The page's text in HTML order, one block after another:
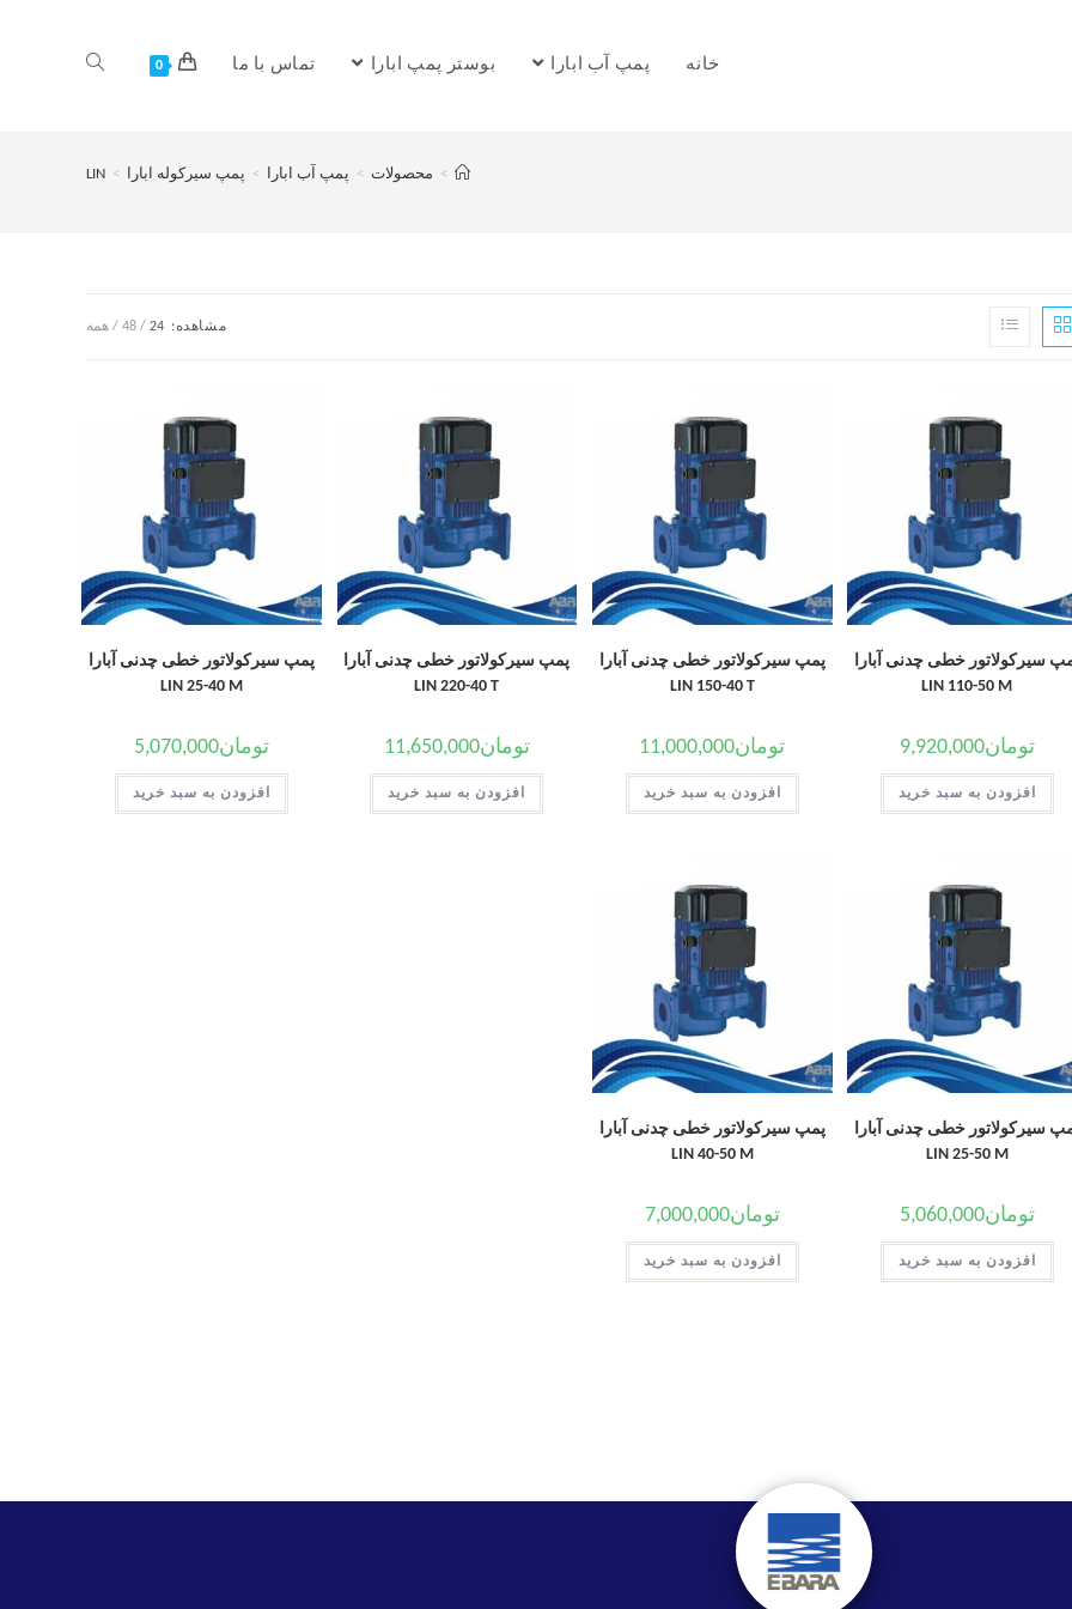
خانه پمپ آب ابارا بوستر پمپ ابارا تماس با ما 0
> محصولات > پمپ آب ابارا > پمپ سیرکوله ابارا >
LIN
مشاهده: 24
48 همه
سیرکولاتور خطی چدنی آبارا
LIN 110-50 M
تومان9,920,000
افزودن به سبد خرید
پمپ سیرکولاتور خطی چدنی آبارا
LIN 150-40 T
تومان11,000,000
افزودن به سبد خرید
پمپ سیرکولاتور خطی چدنی آبارا
LIN 220-40 T
تومان11,650,000
افزودن به سبد خرید
پمپ سیرکولاتور خطی چدنی آبارا
LIN 25-40 M
تومان5,070,000
افزودن به سبد خرید
سیرکولاتور خطی چدنی آبارا
LIN 25-50 M
تومان5,060,000
افزودن به سبد خرید
پمپ سیرکولاتور خطی چدنی آبارا
LIN 40-50 M
تومان7,000,000
افزودن به سبد خرید